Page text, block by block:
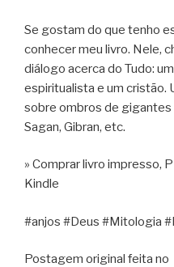
Se gostam do que tenho
conhecer meu livro. Nele,
diálogo acerca do Tudo:
espiritualista e um cristão.
sobre ombros de gigantes
Sagan, Gibran, etc.
» Comprar livro impresso,
Kindle
#anjos #Deus #Mitologia
Postagem original feita no